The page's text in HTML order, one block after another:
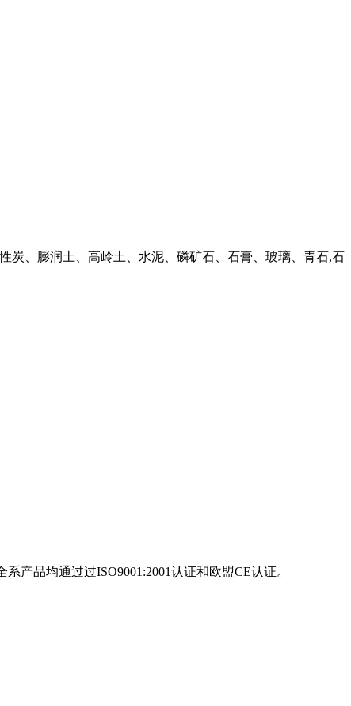
炭、膨润土、高岭土、水泥、磷矿石、石膏、玻璃、青石,石
产品均通过过ISO9001:2001认证和欧盟CE认证。